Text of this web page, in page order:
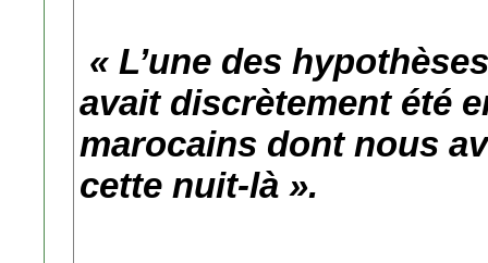
« L’une des
avait discrètement été
marocains dont nous
cette nuit-là ».